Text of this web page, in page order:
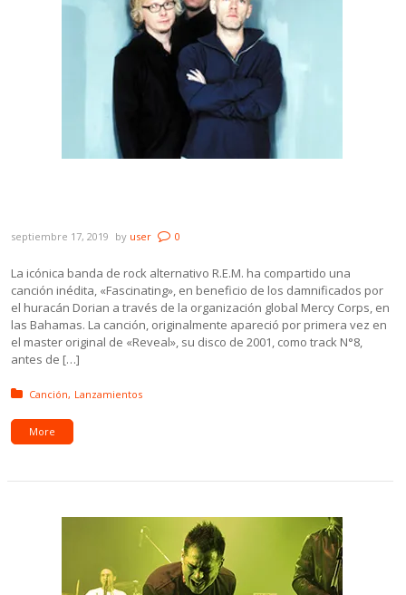
septiembre 17, 2019 by user 0
La icónica banda de rock alternativo R.E.M. ha compartido una
canción inédita, «Fascinating», en beneficio de los damnificados por
el huracán Dorian a través de la organización global Mercy Corps, en
las Bahamas. La canción, originalmente apareció por primera vez en
el master original de «Reveal», su disco de 2001, como track N°8,
antes de […]
Posted in:
Canción Lanzamientos
More